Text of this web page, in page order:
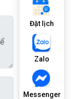
Đặt lịch
Zalo
Messenger